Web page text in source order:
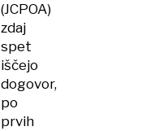
(JCPOA)
zdaj
spet
iščejo
dogovor,
po
prvih